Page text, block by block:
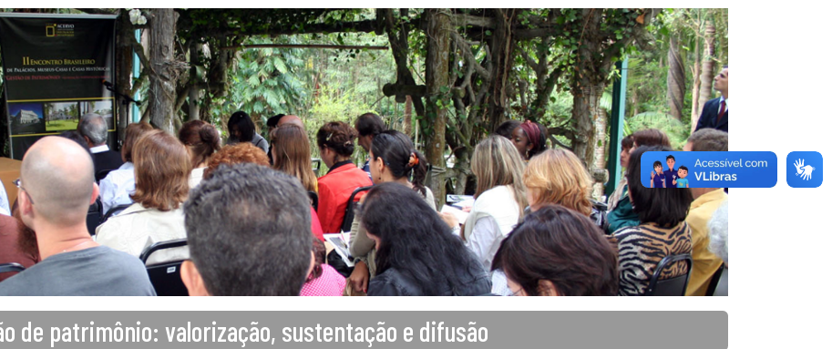
de patrimônio: valorização, sustentação e difusão